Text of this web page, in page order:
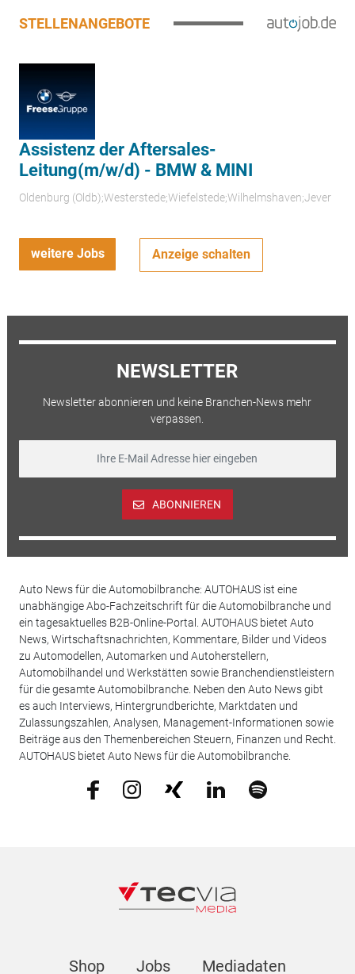
STELLENANGEBOTE
Assistenz der Aftersales-
Leitung(m/w/d) - BMW & MINI
Oldenburg (Oldb);Westerstede;Wiefelstede;Wilhelmshaven;Jever
weitere Jobs Anzeige schalten
NEWSLETTER
Newsletter abonnieren und keine Branchen-News mehr
verpassen.
ABONNIEREN
Auto News für die Automobilbranche: AUTOHAUS ist eine
unabhängige Abo-Fachzeitschrift für die Automobilbranche und
ein tagesaktuelles B2B-Online-Portal. AUTOHAUS bietet Auto
News, Wirtschaftsnachrichten, Kommentare, Bilder und Videos
zu Automodellen, Automarken und Autoherstellern,
Automobilhandel und Werkstätten sowie Branchendienstleistern
für die gesamte Automobilbranche. Neben den Auto News gibt
es auch Interviews, Hintergrundberichte, Marktdaten und
Zulassungszahlen, Analysen, Management-Informationen sowie
Beiträge aus den Themenbereichen Steuern, Finanzen und Recht.
AUTOHAUS bietet Auto News für die Automobilbranche.
Shop Jobs Mediadaten